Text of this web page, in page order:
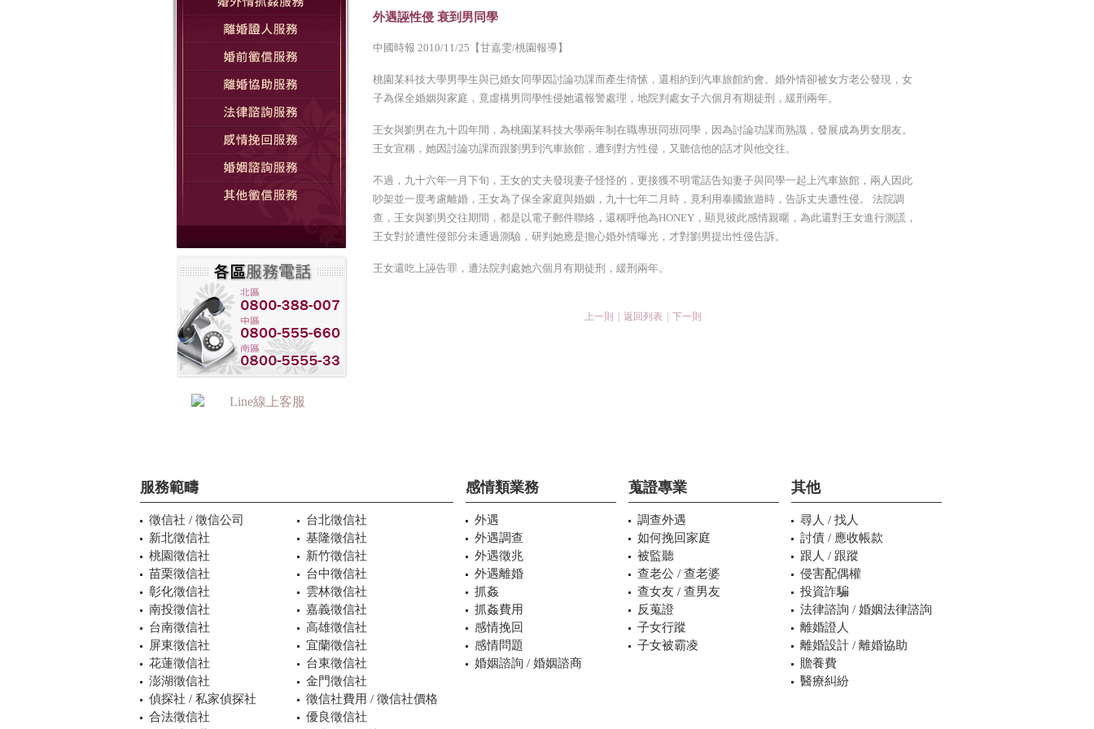
外遇誣性侵 衰到男同學
中國時報 2010/11/25【甘嘉雯/桃園報導】
桃園某科技大學男學生與已婚女同學因討論功課而產生情愫，還相約到汽車旅館約會。婚外情卻被女方老公發現，女
子為保全婚姻與家庭，竟虛構男同學性侵她還報警處理，地院判處女子六個月有期徒刑，緩刑兩年。
王女與劉男在九十四年間，為桃園某科技大學兩年制在職專班同班同學，因為討論功課而熟識，發展成為男女朋友。
王女宣稱，她因討論功課而跟劉男到汽車旅館，遭到對方性侵，又聽信他的話才與他交往。
不過，九十六年一月下旬，王女的丈夫發現妻子怪怪的，更接獲不明電話告知妻子與同學一起上汽車旅館，兩人因此
吵架並一度考慮離婚，王女為了保全家庭與婚姻，九十七年二月時，竟利用泰國旅遊時，告訴丈夫遭性侵。 法院調
查，王女與劉男交往期間，都是以電子郵件聯絡，還稱呼他為HONEY，顯見彼此感情親暱，為此還對王女進行測謊，
王女對於遭性侵部分未通過測驗，研判她應是擔心婚外情曝光，才對劉男提出性侵告訴。
王女還吃上誣告罪，遭法院判處她六個月有期徒刑，緩刑兩年。
上一則 返回列表 下一則
服務範疇
徵信社 / 徵信公司
台北徵信社
新北徵信社
基隆徵信社
桃園徵信社
新竹徵信社
苗栗徵信社
台中徵信社
彰化徵信社
雲林徵信社
南投徵信社
嘉義徵信社
台南徵信社
高雄徵信社
屏東徵信社
宜蘭徵信社
花蓮徵信社
台東徵信社
澎湖徵信社
金門徵信社
偵探社 / 私家偵探社
徵信社費用 / 徵信社價格
合法徵信社
優良徵信社
感情類業務
外遇
外遇調查
外遇徵兆
外遇離婚
抓姦
抓姦費用
感情挽回
感情問題
婚姻諮詢 / 婚姻諮商
蒐證專業
調查外遇
如何挽回家庭
被監聽
查老公 / 查老婆
查女友 / 查男友
反蒐證
子女行蹤
子女被霸凌
其他
尋人 / 找人
討債 / 應收帳款
跟人 / 跟蹤
侵害配偶權
投資詐騙
法律諮詢 / 婚姻法律諮詢
離婚證人
離婚設計 / 離婚協助
贍養費
醫療糾紛